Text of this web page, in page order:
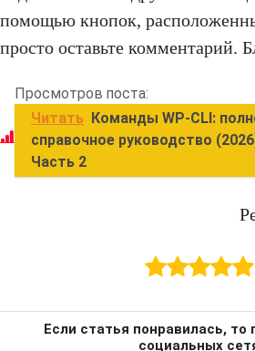
помощью кнопок,
просто оставьте комментарий.
Просмотров поста:
Читать
Команды WP-CLI:
справочное руководство
Часть 2
Если статья понравилась, то
социальных